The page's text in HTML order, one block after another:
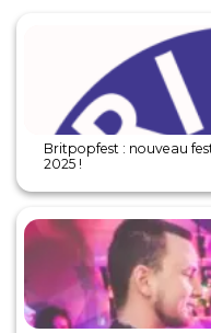
Britpopfest : nouveau
2025 !